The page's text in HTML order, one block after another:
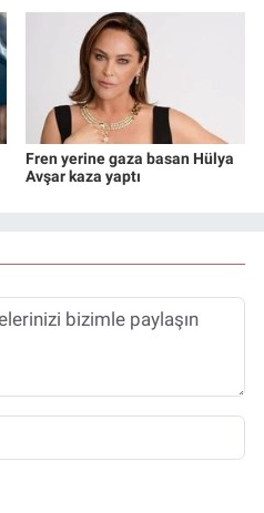
Fren yerine gaza basan Hülya
Avşar kaza yaptı